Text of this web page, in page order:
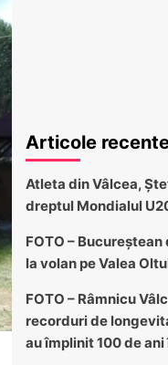
Articole
Atleta din Vâlcea,
dreptul Mondialul
FOTO –
la volan pe Valea
FOTO – Râmnicu
recorduri de
au împlinit 100 de